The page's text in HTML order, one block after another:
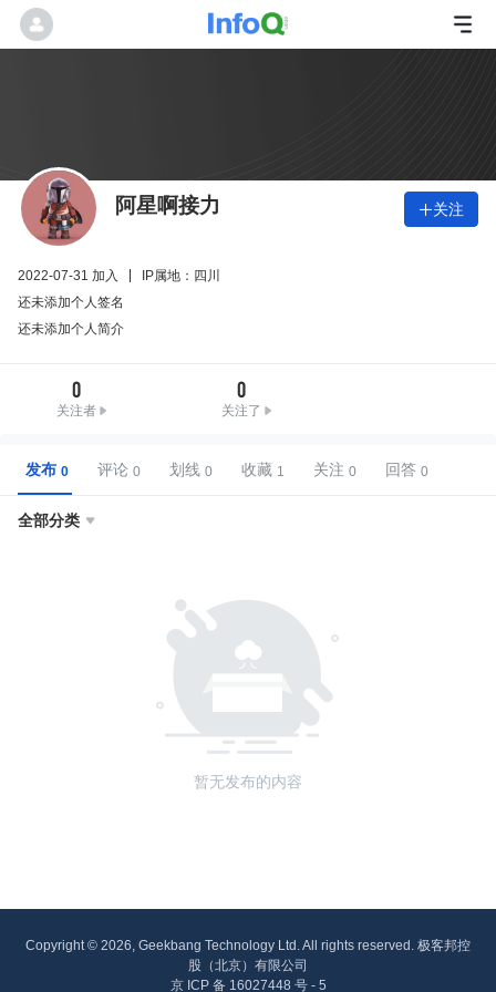
阿星啊接力 关注
2022-07-31 加入
IP属地：四川
还未添加个人签名
还未添加个人简介
0
关注者
0
关注了
发布 评论 划线 收藏 关注 回答
全部分类 
暂无发布的内容
Copyright © 2026, Geekbang Technology Ltd. All rights reserved. 极客邦控
股（北京）有限公司
京 ICP 备 16027448 号 - 5